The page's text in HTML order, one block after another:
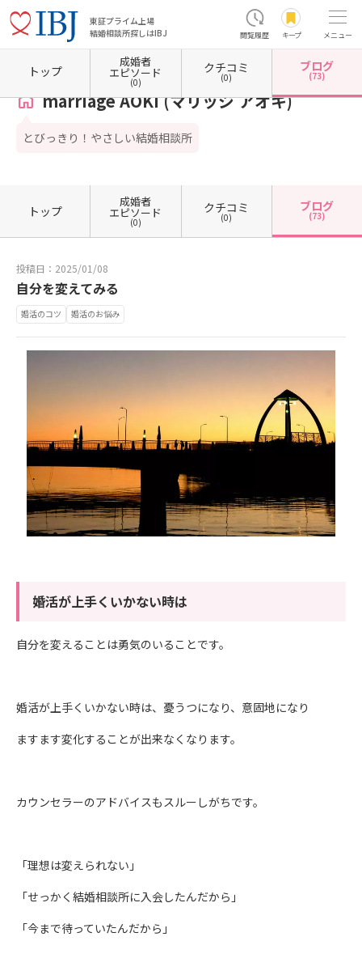
東証プライム上場
結婚相談所探しはIBJ
閲覧履歴 キープ メニュー
ホーム 静岡県の結婚相談所 静岡県静岡市 静岡県静岡市葵区 marriage AOKI (マリッ
marriage AOKI (マリッジ アオキ)
とびっきり！やさしい結婚相談所
トップ
成婚者
エピソード
(0)
クチコミ
(0)
ブログ
(73)
トップ
成婚者
エピソード
(0)
クチコミ
(0)
ブログ
(73)
投稿日：2025/01/08
自分を変えてみる
婚活のコツ 婚活のお悩み
婚活が上手くいかない時は
自分を変えることは勇気のいることです。
婚活が上手くいかない時は、憂うつになり、意固地になり
ますます変化することが出来なくなります。
カウンセラーのアドバイスもスルーしがちです。
「理想は変えられない」
「せっかく結婚相談所に入会したんだから」
「今まで待っていたんだから」